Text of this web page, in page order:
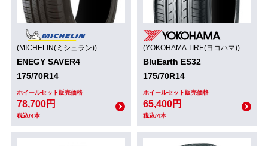
(MICHELIN(ミシュラン))
ENEGY SAVER4
175/70R14
ホイールセット販売価格
78,700円
税込/4本
(YOKOHAMA TIRE(ヨコハマ))
BluEarth ES32
175/70R14
ホイールセット販売価格
65,400円
税込/4本